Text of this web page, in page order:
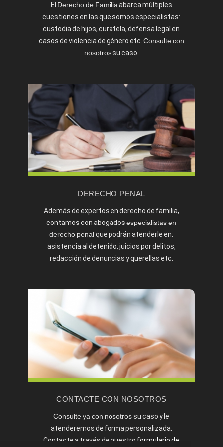
TENGO HIJOS?
SEPARACIÓN Y DIVORCIO. ¿CUÁL ES LA
DIFERENCIA?
Tipos de divorcio
El Derecho de Familiaabarca múltiples
cuestiones en las que somos especialistas:
custodia de hijos, curatela, defensa legal en
casos de violencia de género etc. Consulte con
nosotrossu caso.
DERECHO PENAL
Además de expertos en derecho de familia,
contamos con abogadosespecialistas en
derecho penalque podrán atenderle en:
asistencia al detenido, juicios por delitos,
redacción de denuncias y querellas etc.
CONTACTE CON NOSOTROS
Consulte ya con nosotrossu caso y le
atenderemos de forma personalizada.
Contacte a través de nuestro formulario de